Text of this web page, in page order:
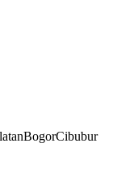
BogorCibubur